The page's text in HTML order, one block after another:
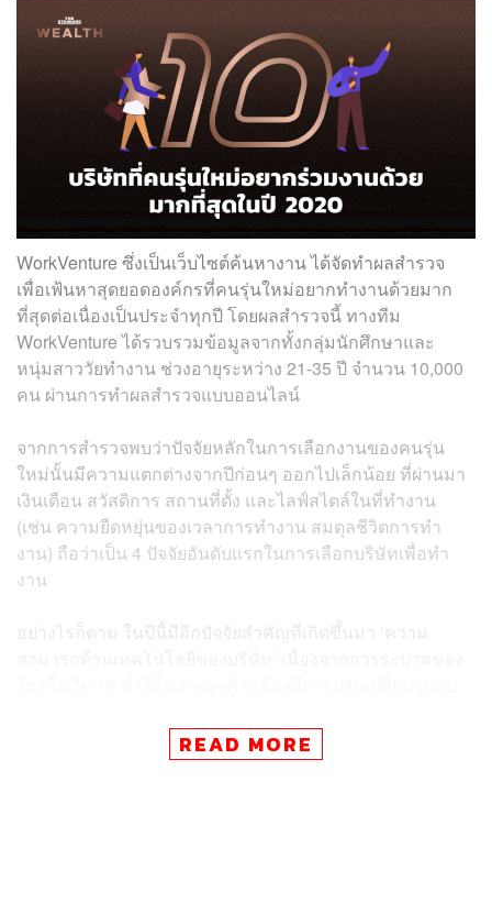
WorkVenture ซึ่งเป็นเว็บไซต์ค้นหางาน ได้จัดทําผลสํารวจ
เพื่อเฟ้นหาสุดยอดองค์กรที่คนรุ่นใหม่อยากทํางานด้วยมาก
ที่สุดต่อเนื่องเป็นประจําทุกปี โดยผลสํารวจนี้ ทางทีม
WorkVenture ได้รวบรวมข้อมูลจากทั้งกลุ่มนักศึกษาและ
หนุ่มสาววัยทํางาน ช่วงอายุระหว่าง 21-35 ปี จํานวน 10,000
คน ผ่านการทําผลสํารวจแบบออนไลน์
จากการสำรวจพบว่าปัจจัยหลักในการเลือกงานของคนรุ่น
ใหม่นั้นมีความแตกต่างจากปีก่อนๆ ออกไปเล็กน้อย ที่ผ่านมา
เงินเดือน สวัสดิการ สถานที่ตั้ง และไลฟ์สไตล์ในที่ทํางาน
(เช่น ความยืดหยุ่นของเวลาการทํางาน สมดุลชีวิตการทํา
งาน) ถือว่าเป็น 4 ปัจจัยอันดับแรกในการเลือกบริษัทเพื่อทํา
งาน
อย่างไรก็ตาม ในปีนี้มีอีกปัจจัยสําคัญที่เกิดขึ้นมา ‘ความ
การทํางานจากที่บ้านและการประชุมทางไกล คนรุ่นใหม่จึง
หันมาสนใจนโยบายต่างๆ ขององค์กรที่แสดงถึงความใส่ใจ
READ MORE